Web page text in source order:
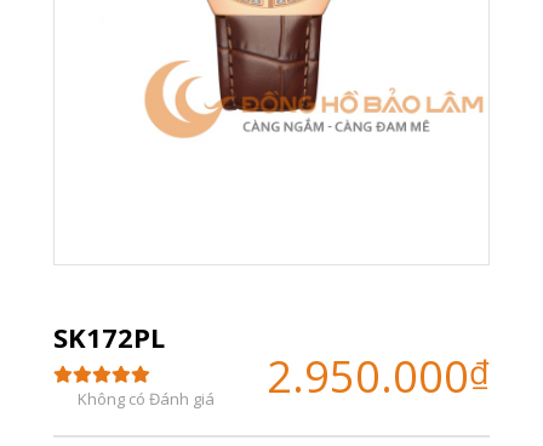
SK172PL
Không có Đánh giá 2.950.000₫